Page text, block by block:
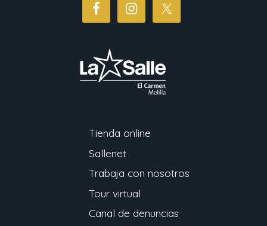
Tienda online
Sallenet
Trabaja con nosotros
Tour virtual
Canal de denuncias